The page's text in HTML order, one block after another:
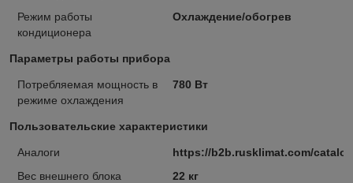
Режим работы
кондиционера
Охлаждение/обогрев
Параметры работы прибора
Потребляемая мощность в
режиме охлаждения
780 Вт
Пользовательские характеристики
Аналоги
https://b2b.rusklimat.com/
Вес внешнего блока
22 кг